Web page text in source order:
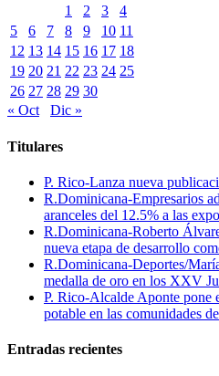
1
2 3
4
5
6 7 8 9 10 11
12 13 14 15 16 17 18
19 20 21 22 23 24 25
26 27 28 29 30
« Oct
Dic »
Titulares
P. Rico-Lanza nueva
R.Dominicana-Empresarios
aranceles del 12.5% a las
R.Dominicana-Roberto
nueva etapa de desarrollo
R.Dominicana-Deportes/
medalla de oro en los XXV
P. Rico-Alcalde Aponte pone
potable en las comunidades
Entradas recientes